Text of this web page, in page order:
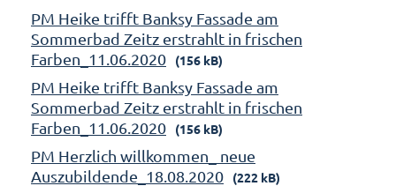
PM Heike trifft Banksy Fassade am
Sommerbad Zeitz erstrahlt in frischen
Farben_11.06.2020
(156 kB)
PM Heike trifft Banksy Fassade am
Sommerbad Zeitz erstrahlt in frischen
Farben_11.06.2020
(156 kB)
PM Herzlich willkommen_ neue
Auszubildende_18.08.2020
(222 kB)